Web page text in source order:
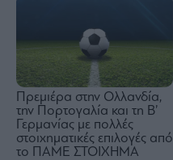
Πρεμιέρα στην Ολλανδία,
την Πορτογαλία και τη Β’
Γερμανίας με πολλές
στοιχηματικές επιλογές από
το ΠΑΜΕ ΣΤΟΙΧΗΜΑ